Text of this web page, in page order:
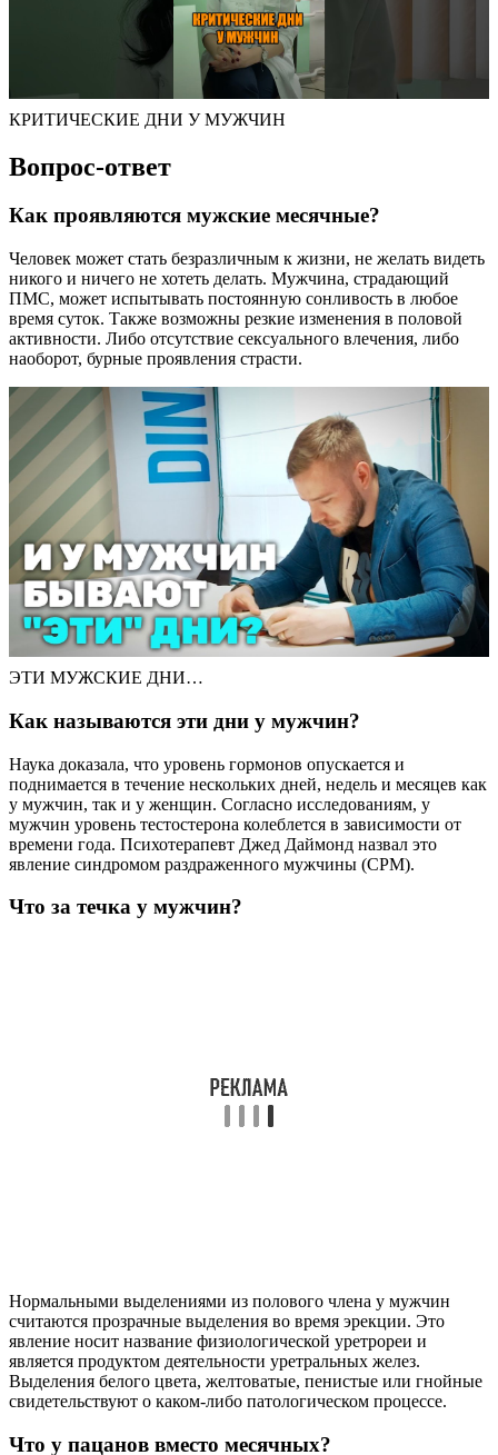
КРИТИЧЕСКИЕ ДНИ У МУЖЧИН
Вопрос-ответ
Как проявляются мужские месячные?
Человек может стать безразличным к жизни, не желать видеть
никого и ничего не хотеть делать. Мужчина, страдающий
ПМС, может испытывать постоянную сонливость в любое
время суток. Также возможны резкие изменения в половой
активности. Либо отсутствие сексуального влечения, либо
наоборот, бурные проявления страсти.
ЭТИ МУЖСКИЕ ДНИ…
Как называются эти дни у мужчин?
Наука доказала, что уровень гормонов опускается и
поднимается в течение нескольких дней, недель и месяцев как
у мужчин, так и у женщин. Согласно исследованиям, у
мужчин уровень тестостерона колеблется в зависимости от
времени года. Психотерапевт Джед Даймонд назвал это
явление синдромом раздраженного мужчины (СРМ).
Что за течка у мужчин?
Нормальными выделениями из полового члена у мужчин
считаются прозрачные выделения во время эрекции. Это
явление носит название физиологической уретрореи и
является продуктом деятельности уретральных желез.
Выделения белого цвета, желтоватые, пенистые или гнойные
свидетельствуют о каком-либо патологическом процессе.
Что у пацанов вместо месячных?